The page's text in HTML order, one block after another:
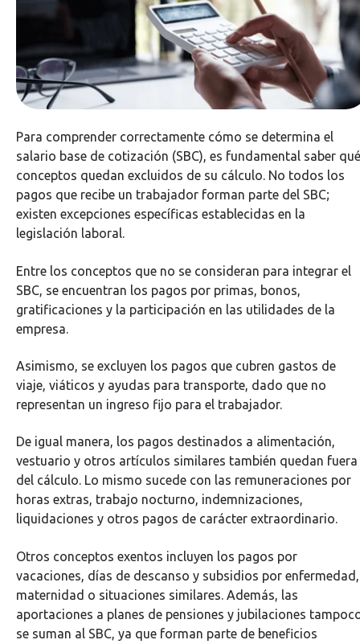
Para comprender correctamente cómo se determina el
salario base de cotización (SBC), es fundamental saber qué
conceptos quedan excluidos de su cálculo. No todos los
pagos que recibe un trabajador forman parte del SBC;
existen excepciones específicas establecidas en la
legislación laboral.
Entre los conceptos que no se consideran para integrar el
SBC, se encuentran los pagos por primas, bonos,
gratificaciones y la participación en las utilidades de la
empresa.
Asimismo, se excluyen los pagos que cubren gastos de
viaje, viáticos y ayudas para transporte, dado que no
representan un ingreso fijo para el trabajador.
De igual manera, los pagos destinados a alimentación,
vestuario y otros artículos similares también quedan fuera
del cálculo. Lo mismo sucede con las remuneraciones por
horas extras, trabajo nocturno, indemnizaciones,
liquidaciones y otros pagos de carácter extraordinario.
Otros conceptos exentos incluyen los pagos por
vacaciones, días de descanso y subsidios por enfermedad,
maternidad o situaciones similares. Además, las
aportaciones a planes de pensiones y jubilaciones
se suman al SBC, ya que forman parte de beneficios